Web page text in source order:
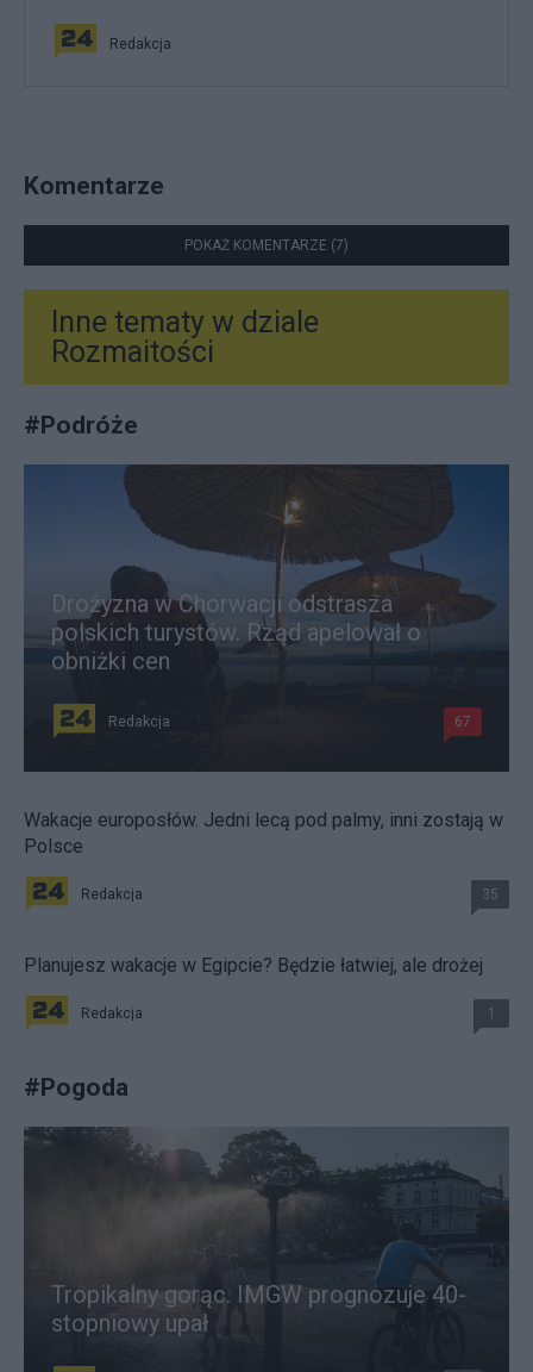
Redakcja
Komentarze
POKAŻ KOMENTARZE (7)
Inne tematy w dziale
Rozmaitości
#Podróże
Drożyzna w Chorwacji odstrasza
polskich turystów. Rząd apelował o
obniżki cen
Redakcja 67
Wakacje europosłów. Jedni lecą pod palmy, inni zostają w
Polsce
Redakcja 35
Planujesz wakacje w Egipcie? Będzie łatwiej, ale drożej
Redakcja 1
#Pogoda
Tropikalny gorąc. IMGW prognozuje 40-
stopniowy upał